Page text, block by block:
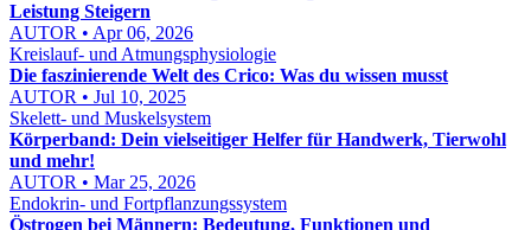
Leistung Steigern
AUTOR • Apr 06, 2026
Kreislauf- und Atmungsphysiologie
Die faszinierende Welt des Crico: Was du wissen musst
AUTOR • Jul 10, 2025
Skelett- und Muskelsystem
Körperband: Dein vielseitiger Helfer für Handwerk, Tierwohl
und mehr!
AUTOR • Mar 25, 2026
Endokrin- und Fortpflanzungssystem
Östrogen bei Männern: Bedeutung, Funktionen und